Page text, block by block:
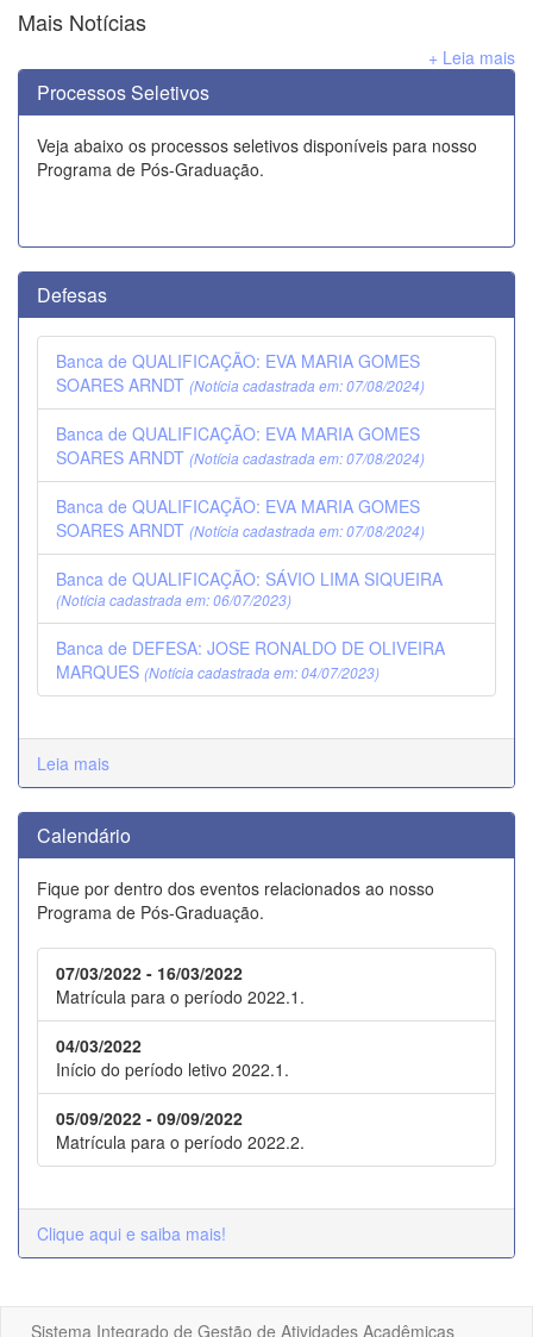
Mais Notícias
+ Leia mais
Processos Seletivos
Veja abaixo os processos seletivos disponíveis para nosso
Programa de Pós-Graduação.
Defesas
Banca de QUALIFICAÇÃO: EVA MARIA GOMES
SOARES ARNDT (Notícia cadastrada em: 07/08/2024)
Banca de QUALIFICAÇÃO: EVA MARIA GOMES
SOARES ARNDT (Notícia cadastrada em: 07/08/2024)
Banca de QUALIFICAÇÃO: EVA MARIA GOMES
SOARES ARNDT (Notícia cadastrada em: 07/08/2024)
Banca de QUALIFICAÇÃO: SÁVIO LIMA SIQUEIRA
(Notícia cadastrada em: 06/07/2023)
Banca de DEFESA: JOSE RONALDO DE OLIVEIRA
MARQUES (Notícia cadastrada em: 04/07/2023)
Leia mais
Calendário
Fique por dentro dos eventos relacionados ao nosso
Programa de Pós-Graduação.
07/03/2022 - 16/03/2022
Matrícula para o período 2022.1.
04/03/2022
Início do período letivo 2022.1.
05/09/2022 - 09/09/2022
Matrícula para o período 2022.2.
Clique aqui e saiba mais!
Sistema Integrado de Gestão de Atividades Acadêmicas